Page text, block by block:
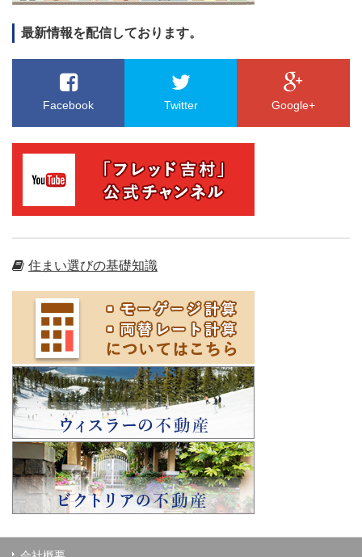
最新情報を配信しております。
Facebook Twitter Google+
住まい選びの基礎知識